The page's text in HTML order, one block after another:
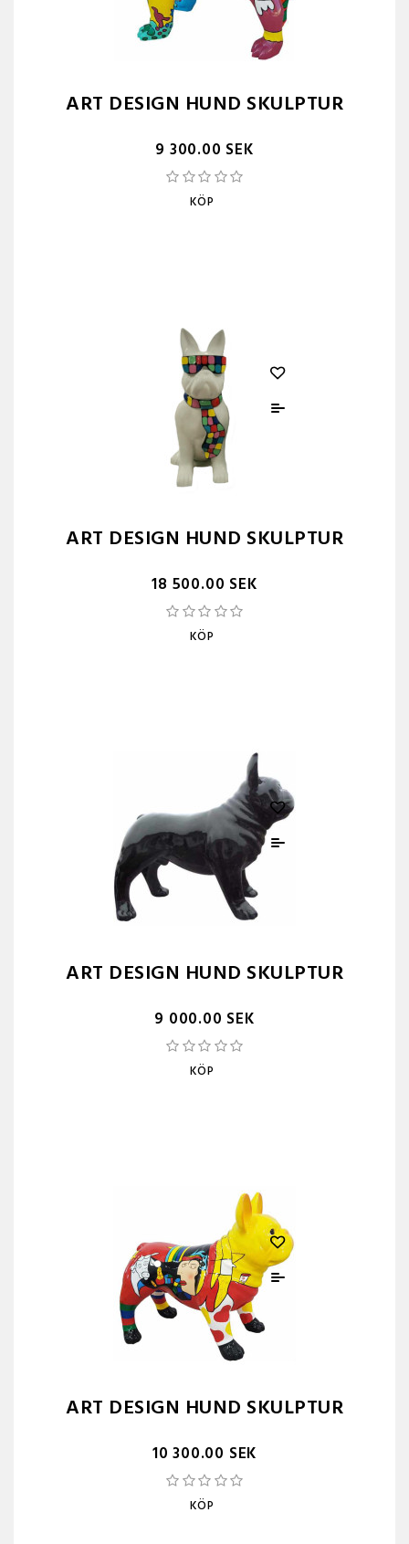
ART DESIGN HUND SKULPTUR
9 300.00 SEK
KÖP
ART DESIGN HUND SKULPTUR
18 500.00 SEK
KÖP
ART DESIGN HUND SKULPTUR
9 000.00 SEK
KÖP
ART DESIGN HUND SKULPTUR
10 300.00 SEK
KÖP